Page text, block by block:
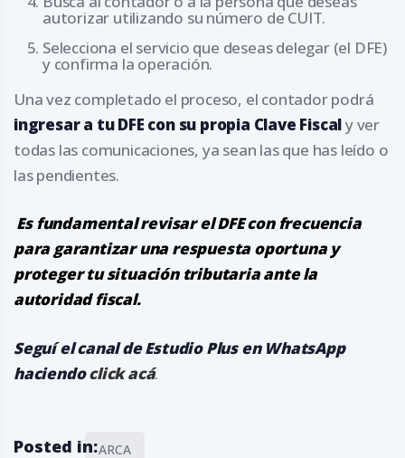
autorizar utilizando su número de CUIT.
Selecciona el servicio que deseas delegar (el DFE)
y confirma la operación.
Una vez completado el proceso, el contador podrá
ingresar a tu DFE con su propia Clave Fiscaly ver
todas las comunicaciones, ya sean las que has leído o
las pendientes.
Es fundamental revisar el DFE con frecuencia
para garantizar una respuesta oportuna y
proteger tu situación tributaria ante la
autoridad fiscal.
Seguí el canal de Estudio Plus en WhatsApp
haciendoclick acá.
Posted in:ARCA